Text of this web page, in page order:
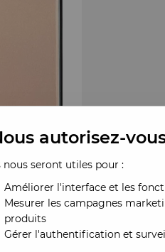
autorisez-
nous seront utiles pour :
Améliorer l'interface et les
Mesurer les campagnes
produits
Gérer l'authentification et